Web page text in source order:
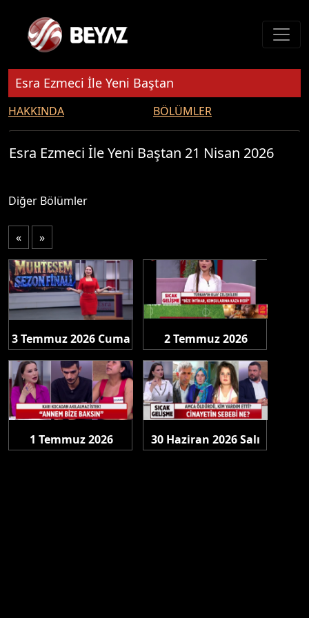
Esra Ezmeci İle Yeni Baştan
HAKKINDA BÖLÜMLER
Esra Ezmeci İle Yeni Baştan 21 Nisan 2026
Diğer Bölümler
« »
3 Temmuz 2026 Cuma
2 Temmuz 2026
1 Temmuz 2026
30 Haziran 2026 Salı